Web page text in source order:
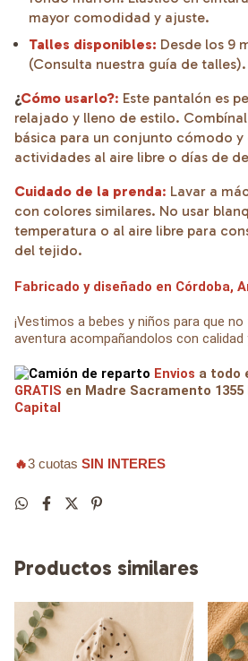
mayor comodidad y ajuste.
Talles disponibles: Desde los 9
(Consulta nuestra guía de talles).
¿Cómo usarlo?: Este pantalón es
relajado y lleno de estilo.
básica para un conjunto cómodo y
actividades al aire libre o días de
Cuidado de la prenda: Lavar a
con colores similares. No usar
temperatura o al aire libre para
del tejido.
Fabricado y diseñado en Córdoba,
¡Vestimos a bebes y niños para que
aventura acompañandolos con calidad
Envios a todo
GRATIS en Madre Sacramento 1355
Capital
🔥3 cuotas SIN INTERES
Productos similares